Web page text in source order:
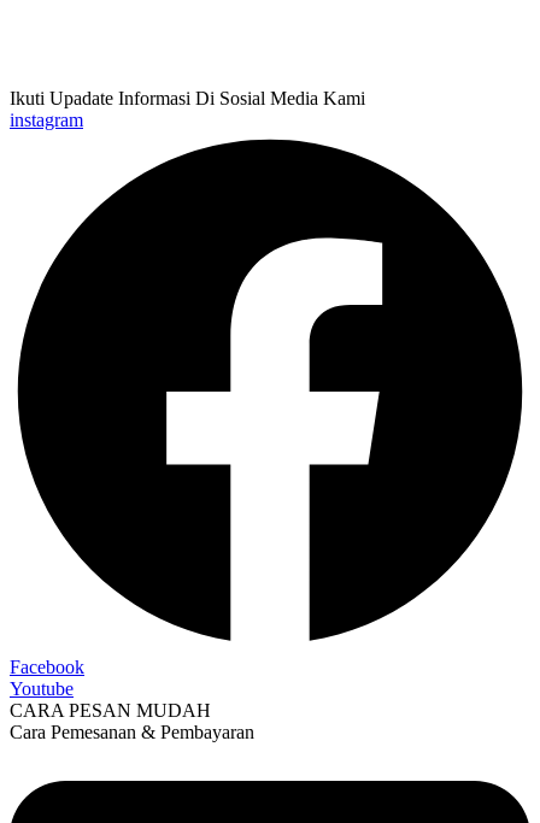
Ikuti Upadate Informasi Di Sosial Media Kami
instagram
Facebook
Youtube
CARA PESAN MUDAH
Cara Pemesanan & Pembayaran